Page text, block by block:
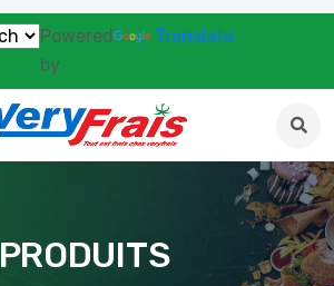
Powered
by
Translate
PRODUITS